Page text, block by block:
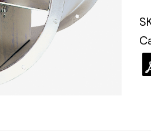
Complete
solutions in
lighting and